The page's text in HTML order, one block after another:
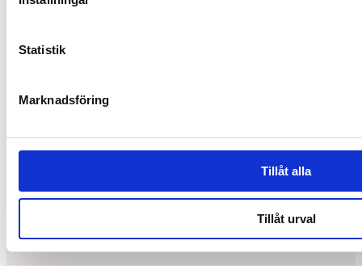
Statistik
Marknadsföring
Tillåt alla
Tillåt urval
Synbiotic15 Daily
Synbiotic on ainutlaatuinen ja patentoitu koostumus, joka sisältää